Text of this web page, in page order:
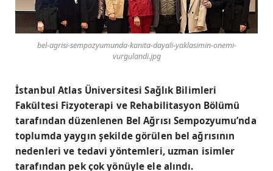
bel-agrisi-sempozyumunda-kanita-dayali-yaklasimin-onemi-
vurgulandi.jpg
İstanbul Atlas Üniversitesi Sağlık Bilimleri
Fakültesi Fizyoterapi ve Rehabilitasyon Bölümü
tarafından düzenlenen Bel Ağrısı Sempozyumu’nda
toplumda yaygın şekilde görülen bel ağrısının
nedenleri ve tedavi yöntemleri, uzman isimler
tarafından pek çok yönüyle ele alındı.